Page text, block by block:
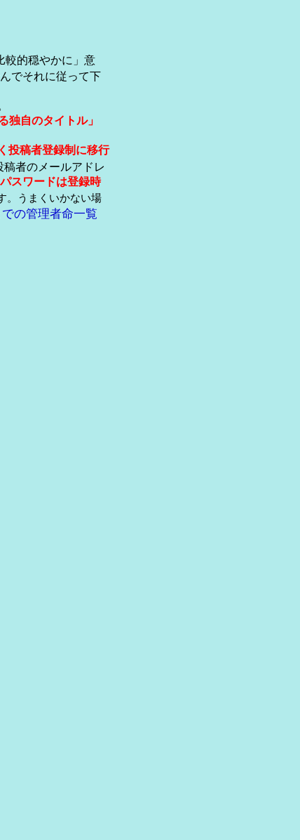
較的穏やかに」意
でそれに従って下
独自のタイトル」
投稿者登録制に移行
者のメールアドレ
スワードは登録時
。うまくいかない場
での管理者命一覧